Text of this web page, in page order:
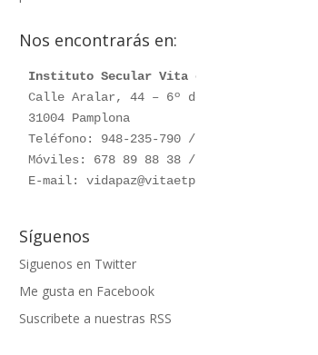
Nos encontrarás en:
Instituto Secular Vita et Pax
Calle Aralar, 44 – 6º dcha.
31004 Pamplona
Teléfono: 948-235-790 / 948-230-787
Móviles: 678 89 88 38 / 660 76 91 28
E-mail: vidapaz@vitaetpax.org
Síguenos
Siguenos en Twitter
Me gusta en Facebook
Suscribete a nuestras RSS